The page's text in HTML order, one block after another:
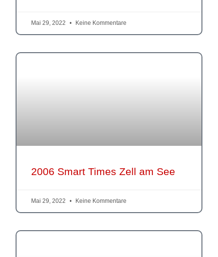
Mai 29, 2022 Keine Kommentare
2006 Smart Times Zell am See
Mai 29, 2022 Keine Kommentare